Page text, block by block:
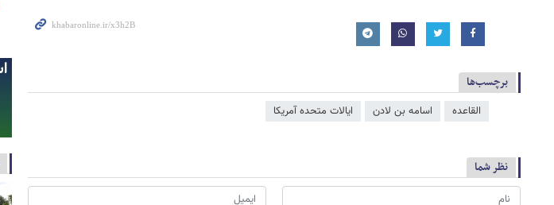
برچسب‌ها
القاعده اسامه بن لادن ایالات متحده آمریکا
نظر شما